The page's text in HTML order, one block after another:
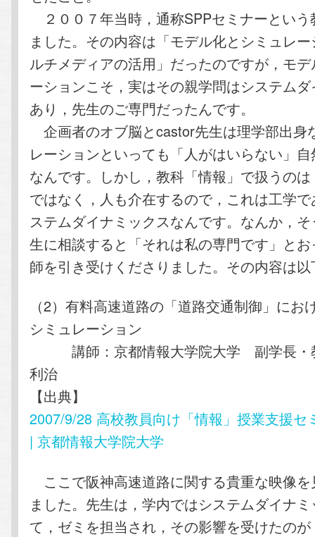
２００７年当時，通称SPPセミナーとい
ました。その内容は「モデル化とシミュレ
ルチメディアの活用」だったのですが，モ
ーションこそ，実はその親学問はシステム
あり，先生のご専門だったんです。
企画者のオブ脳とcastor先生は理学部出身
レーションといっても「人がはいらない」
なんです。しかし，教科「情報」で扱うの
ではなく，人も介在するので，これは工学
ステムダイナミックスなんです。なんか，
生に相談すると「それは私の専門です」と
師を引き受けくださりました。その内容は
（2）有料高速道路の「道路交通制御」にお
シミュレーション
講師：京都情報大学院大学 副学長・
利治
【出典】
2007/9/28 高校教員向け「情報」授業支援セ
| 京都情報大学院大学
ここで阪神高速道路に関する貴重な映像
ました。先生は，学内ではシステムダイナ
て，ゼミを担当され，その影響を受けたの